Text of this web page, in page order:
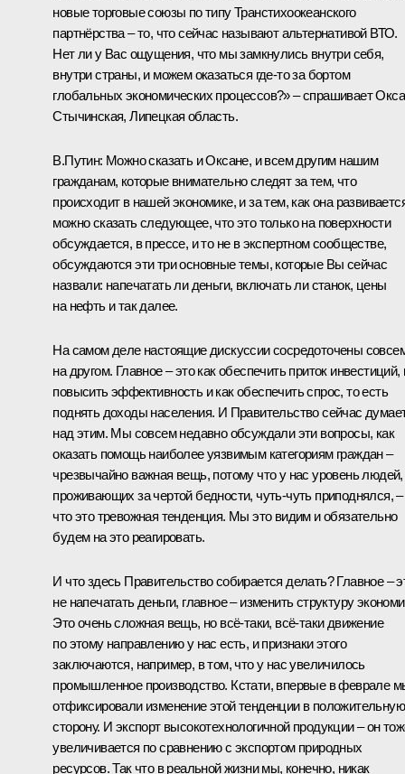
новые торговые союзы по типу Транстихоокеанского
партнёрства – то, что сейчас называют альтернативой ВТО.
Нет ли у Вас ощущения, что мы замкнулись внутри себя,
внутри страны, и можем оказаться где‑то за бортом
глобальных экономических процессов?» – спрашивает
Стычинская, Липецкая область.
В.Путин: Можно сказать и Оксане, и всем другим нашим
гражданам, которые внимательно следят за тем, что
происходит в нашей экономике, и за тем, как она
можно сказать следующее, что это только на поверхности
обсуждается, в прессе, и то не в экспертном сообществе,
обсуждаются эти три основные темы, которые Вы сейчас
назвали: напечатать ли деньги, включать ли станок, цены
на нефть и так далее.
На самом деле настоящие дискуссии сосредоточены
на другом. Главное – это как обеспечить приток инвестиций,
повысить эффективность и как обеспечить спрос, то есть
поднять доходы населения. И Правительство сейчас
над этим. Мы совсем недавно обсуждали эти вопросы, как
оказать помощь наиболее уязвимым категориям граждан –
чрезвычайно важная вещь, потому что у нас уровень людей,
проживающих за чертой бедности, чуть-чуть приподнялся, –
что это тревожная тенденция. Мы это видим и обязательно
будем на это реагировать.
И что здесь Правительство собирается делать? Главное –
не напечатать деньги, главное – изменить структуру
Это очень сложная вещь, но всё‑таки, всё‑таки движение
по этому направлению у нас есть, и признаки этого
заключаются, например, в том, что у нас увеличилось
промышленное производство. Кстати, впервые в феврале
отфиксировали изменение этой тенденции в положительную
сторону. И экспорт высокотехнологичной продукции – он
увеличивается по сравнению с экспортом природных
ресурсов. Так что в реальной жизни мы, конечно, никак